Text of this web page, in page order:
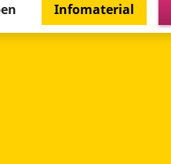
Infomaterial